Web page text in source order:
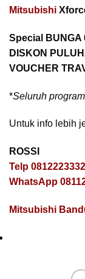
Mitsubishi
Special BUNGA
DISKON
VOUCHER
*Seluruh
Untuk info lebih
ROSSI
Telp
WhatsApp
Mitsubishi